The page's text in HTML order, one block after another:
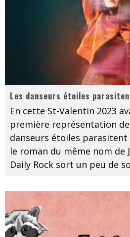
Les danseurs étoiles
En cette St-Valentin 2023
première représentation de
danseurs étoiles parasitent
le roman du même nom de
Daily Rock sort un peu de